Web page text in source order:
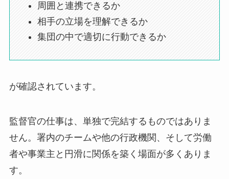
周囲と連携できるか
相手の立場を理解できるか
集団の中で適切に行動できるか
が確認されています。
監督官の仕事は、単独で完結するものではありま
せん。署内のチームや他の行政機関、そして労働
者や事業主と円滑に関係を築く場面が多くありま
す。